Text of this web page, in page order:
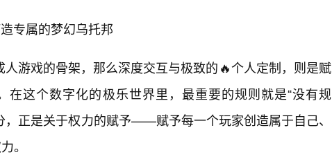
专属的梦幻乌托邦
游戏的骨架，那么深度交互与极致的🔥个人定制，则是赋
在这个数字化的极乐世界里，最重要的规则就是“没有规
，正是关于权力的赋予——赋予每一个玩家创造属于自己、
。